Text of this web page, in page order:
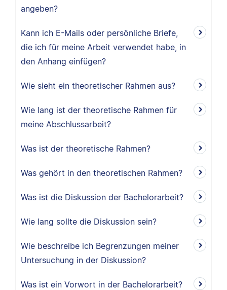
angeben?
Kann ich E-Mails oder persönliche Briefe,
die ich für meine Arbeit verwendet habe, in
den Anhang einfügen?
Wie sieht ein theoretischer Rahmen aus?
Wie lang ist der theoretische Rahmen für
meine Abschlussarbeit?
Was ist der theoretische Rahmen?
Was gehört in den theoretischen Rahmen?
Was ist die Diskussion der Bachelorarbeit?
Wie lang sollte die Diskussion sein?
Wie beschreibe ich Begrenzungen meiner
Untersuchung in der Diskussion?
Was ist ein Vorwort in der Bachelorarbeit?